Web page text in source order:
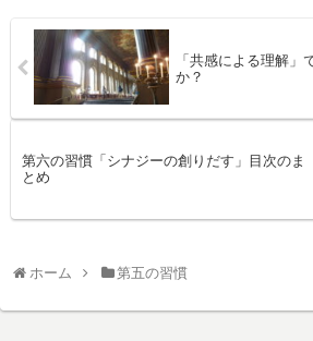
「共感による理解」
か？
第六の習慣「シナジーの創りだす」目次のま
とめ
ホーム 第五の習慣